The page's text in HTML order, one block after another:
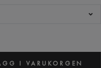
I VARUKORGEN